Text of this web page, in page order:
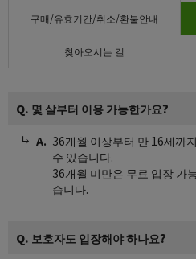
구매/유효기간/취소/환불안내
찾아오시는 길
Q. 몇 살부터 이용 가능한가요?
36개월 이상부터 만 16세까
수 있습니다.
36개월 미만은 무료 입장 가
습니다.
Q. 보호자도 입장해야 하나요?